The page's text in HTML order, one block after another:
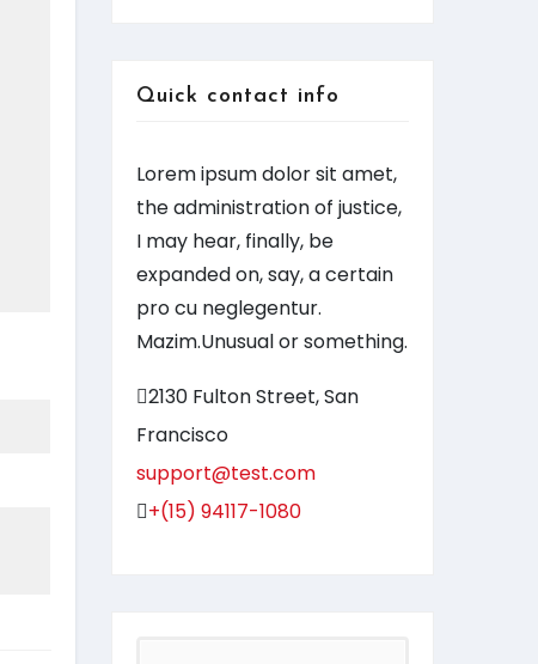
Quick contact info
Lorem ipsum dolor sit amet,
the administration of justice,
I may hear, finally, be
expanded on, say, a certain
pro cu neglegentur.
Mazim.Unusual or something.
2130 Fulton Street, San
Francisco
support@test.com
+(15) 94117-1080